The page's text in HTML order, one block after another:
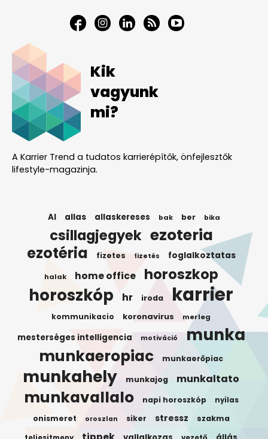
Kik
vagyunk
mi?
A Karrier Trend a tudatos karrierépítők, önfejlesztők
lifestyle-magazinja.
AI allas allaskereses bak ber bika
csillagjegyek ezoteria
ezotéria fizetes fizetés foglalkoztatas
halak home office horoszkop
horoszkóp hr iroda karrier
kommunikacio koronavirus merleg
mesterséges intelligencia motiváció munka
munkaeropiac munkaerőpiac
munkahely munkajog munkaltato
munkavallalo napi horoszkóp nyilas
onismeret oroszlan siker stressz szakma